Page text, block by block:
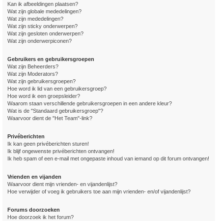
Kan ik afbeeldingen plaatsen?
Wat zijn globale mededelingen?
Wat zijn mededelingen?
Wat zijn sticky onderwerpen?
Wat zijn gesloten onderwerpen?
Wat zijn onderwerpiconen?
Gebruikers en gebruikersgroepen
Wat zijn Beheerders?
Wat zijn Moderators?
Wat zijn gebruikersgroepen?
Hoe word ik lid van een gebruikersgroep?
Hoe word ik een groepsleider?
Waarom staan verschillende gebruikersgroepen in een andere kleur?
Wat is de "Standaard gebruikersgroep"?
Waarvoor dient de "Het Team"-link?
Privéberichten
Ik kan geen privéberichten sturen!
Ik blijf ongewenste privéberichten ontvangen!
Ik heb spam of een e-mail met ongepaste inhoud van iemand op dit forum ontvangen!
Vrienden en vijanden
Waarvoor dient mijn vrienden- en vijandenlijst?
Hoe verwijder of voeg ik gebruikers toe aan mijn vrienden- en/of vijandenlijst?
Forums doorzoeken
Hoe doorzoek ik het forum?